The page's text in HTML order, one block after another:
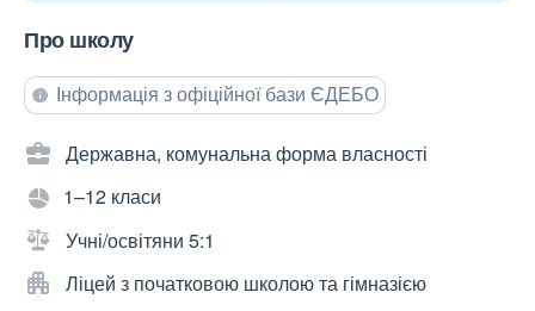
Про школу
Інформація з офіційної бази ЄДЕБО
Державна, комунальна форма власності
1–12 класи
Учні/освітяни 5:1
Ліцей з початковою школою та гімназією